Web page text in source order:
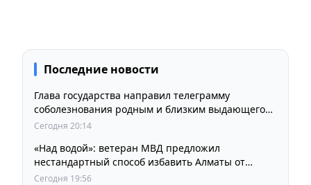
Последние новости
Глава государства направил телеграмму
соболезнования родным и близким выдающегося
кинорежиссера Ардака Амиркулова
Сегодня 20:14
«Над водой»: ветеран МВД предложил
нестандартный способ избавить Алматы от
пробок и смога
Сегодня 19:56